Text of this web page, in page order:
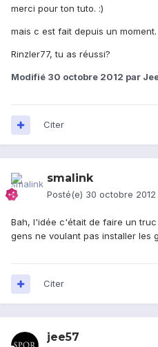
merci pour ton tuto. :)
mais c est fait depuis un moment.
Rinzler77, tu as réussi?
Modifié 30 octobre 2012 par
Citer
smalink
Posté(e) 30 octobre 2012
Bah, l'idée c'était de faire un
gens ne voulant pas installer les
Citer
jee57